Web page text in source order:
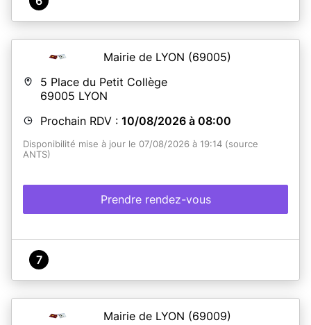
Mairie de LYON (69005)
5 Place du Petit Collège
69005 LYON
Prochain RDV : 10/08/2026 à 08:00
Disponibilité mise à jour le 07/08/2026 à 19:14 (source
ANTS)
Prendre rendez-vous
7
Mairie de LYON (69009)